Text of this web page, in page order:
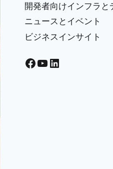
開発者向けインフラと
ニュースとイベント
ビジネスインサイト
Facebook
YouTube
LinkedIn